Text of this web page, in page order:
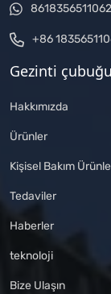
8618356511062
+86
Gezinti çubuğu
Hakkımızda
Ürünler
Kişisel Bakım
Tedaviler
Haberler
teknoloji
Bize Ulaşın